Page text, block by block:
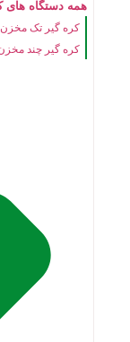
همه دستگاه های
کره گیر تک مخزن
کره گیر چند